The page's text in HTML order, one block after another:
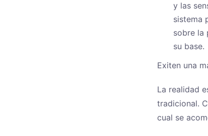
y las
sistema
sobre la
su base.
Exiten una
La realidad
tradicional.
cual se